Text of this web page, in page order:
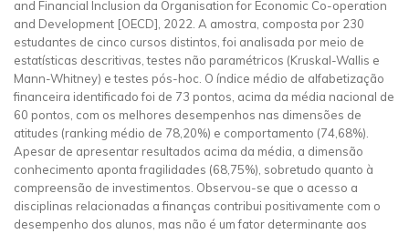
and Financial Inclusion da Organisation for Economic Co-operation
and Development [OECD], 2022. A amostra, composta por 230
estudantes de cinco cursos distintos, foi analisada por meio de
estatísticas descritivas, testes não paramétricos (Kruskal-Wallis e
Mann-Whitney) e testes pós-hoc. O índice médio de alfabetização
financeira identificado foi de 73 pontos, acima da média nacional de
60 pontos, com os melhores desempenhos nas dimensões de
atitudes (ranking médio de 78,20%) e comportamento (74,68%).
Apesar de apresentar resultados acima da média, a dimensão
conhecimento aponta fragilidades (68,75%), sobretudo quanto à
compreensão de investimentos. Observou-se que o acesso a
disciplinas relacionadas a finanças contribui positivamente com o
desempenho dos alunos, mas não é um fator determinante aos